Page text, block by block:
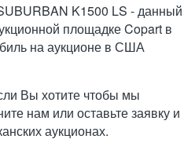
K1500 LS - данный
площадке Copart в
на аукционе в США
Вы хотите чтобы мы
нам или оставьте заявку и
аукционах.